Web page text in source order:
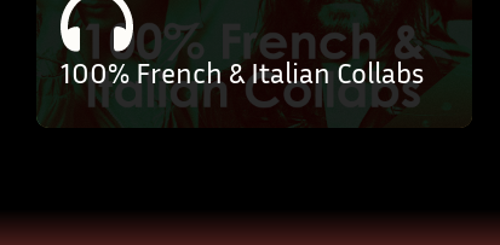
100% French & Italian Collabs